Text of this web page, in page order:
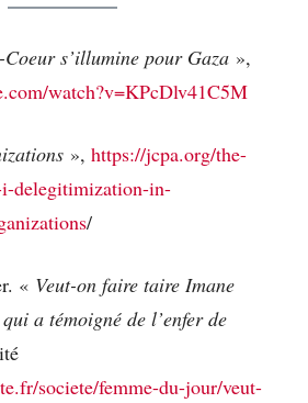
Coeur s’illumine pour Gaza »,
watch?v=KPcDlv41C5M
», https://jcpa.org/the-
i-delegitimization-in-
/
« Veut-on faire taire Imane
a témoigné de l’enfer de
societe/femme-du-jour/veut-